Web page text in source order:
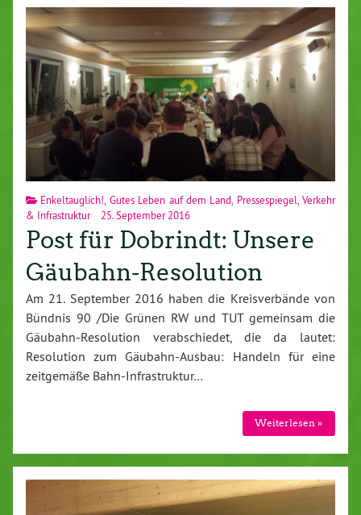
Enkeltauglich!, Gutes Leben auf dem Land, Pressespiegel,Verkehr
& Infrastruktur
25. September 2016
Post für Dobrindt: Unsere
Gäubahn-Resolution
Am 21. September 2016 haben die Kreisverbände von
Bündnis 90 /Die Grünen RW und TUT gemeinsam die
Gäubahn-Resolution verabschiedet, die da lautet:
Resolution zum Gäubahn-Ausbau: Handeln für eine
zeitgemäße Bahn-Infrastruktur…
Weiterlesen »